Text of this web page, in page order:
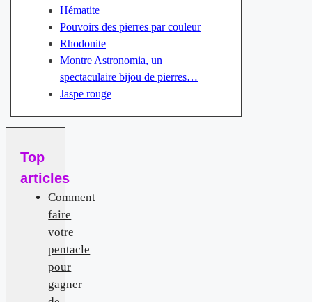
Hématite
Pouvoirs des pierres par couleur
Rhodonite
Montre Astronomia, un
spectaculaire bijou de pierres…
Jaspe rouge
Top
articles
Comment
faire
votre
pentacle
pour
gagner